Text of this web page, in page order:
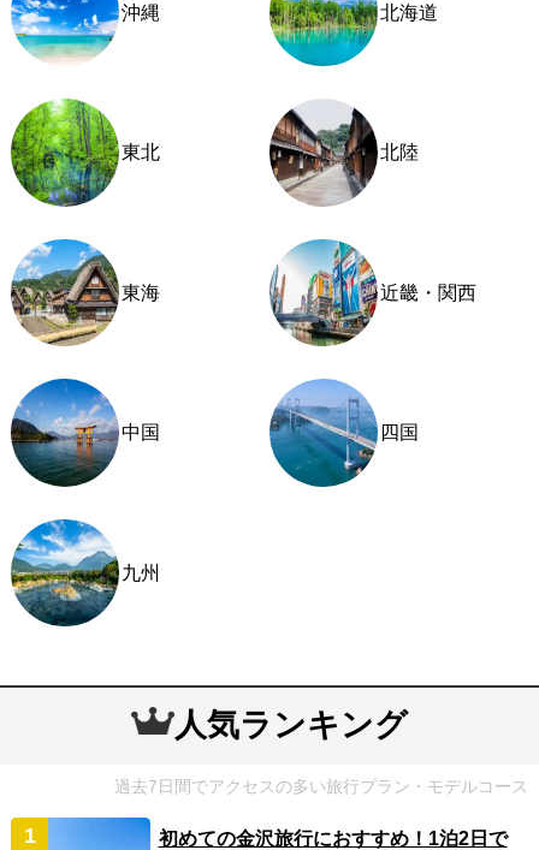
沖縄 北海道
東北 北陸
東海 近畿・関西
中国 四国
九州
人気ランキング
過去7日間でアクセスの多い旅行プラン・モデルコース
初めての金沢旅行におすすめ！1泊2日で